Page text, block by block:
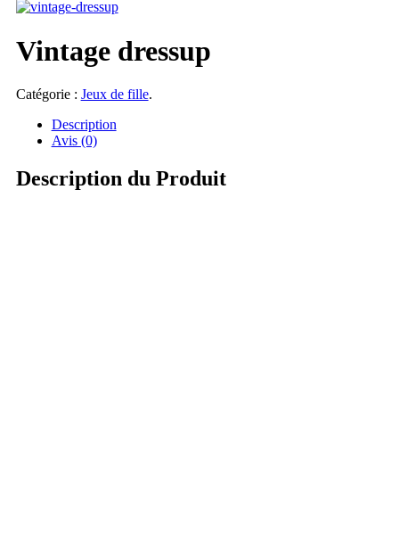
Vintage dressup
Catégorie : Jeux de fille.
Description
Avis (0)
Description du Produit